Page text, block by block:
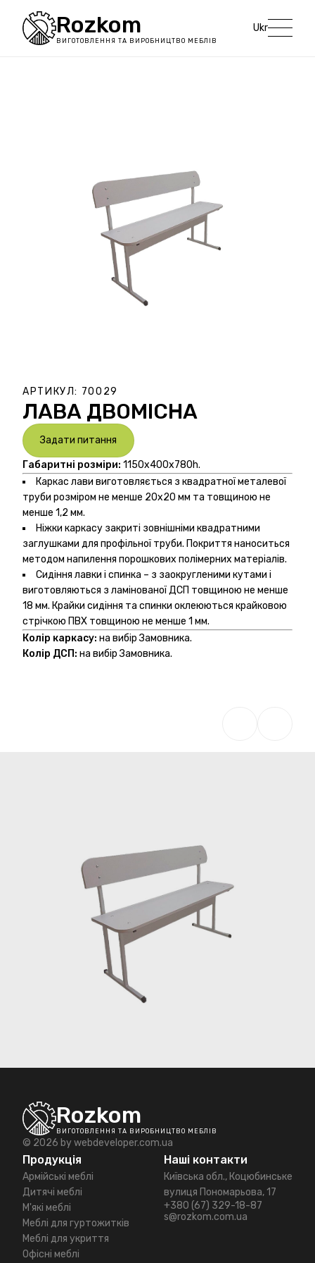
Rozkom
ВИГОТОВЛЕННЯ ТА ВИРОБНИЦТВО МЕБЛІВ
Ukr
АРТИКУЛ: 70029
ЛАВА ДВОМІСНА
Задати питання
Габаритні розміри: 1150х400х780h.
Каркас лави виготовляється з квадратної металевої
труби розміром не менше 20х20 мм та товщиною не
менше 1,2 мм.
Ніжки каркасу закриті зовнішніми квадратними
заглушками для профільної труби. Покриття наноситься
методом напилення порошкових полімерних матеріалів.
Сидіння лавки і спинка – з заокругленими кутами і
виготовляються з ламінованої ДСП товщиною не менше
18 мм. Крайки сидіння та спинки оклеюються крайковою
стрічкою ПВХ товщиною не менше 1 мм.
Колір каркасу: на вибір Замовника.
Колір ДСП: на вибір Замовника.
Rozkom
ВИГОТОВЛЕННЯ ТА ВИРОБНИЦТВО МЕБЛІВ
© 2026 bywebdeveloper.com.ua
Продукція
Армійські меблі
Дитячі меблі
М'які меблі
Меблі для гуртожитків
Меблі для укриття
Офісні меблі
Наші контакти
Київська обл., Коцюбинське
вулиця Пономарьова, 17
+380 (67) 329-18-87
s@rozkom.com.ua